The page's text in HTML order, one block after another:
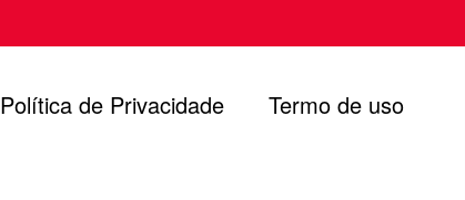
Política de Privacidade Termo de uso